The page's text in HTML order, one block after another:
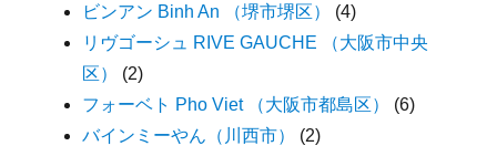
ビンアン Binh An （堺市堺区）
(4)
リヴゴーシュ RIVE GAUCHE （大阪市中央
区）
(2)
フォーベト Pho Viet （大阪市都島区）
(6)
バインミーやん（川西市）
(2)